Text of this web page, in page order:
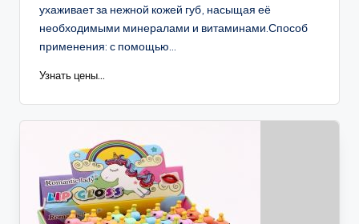
ухаживает за нежной кожей губ, насыщая её
необходимыми минералами и витаминами.Способ
применения: с помощью...
Узнать цены...